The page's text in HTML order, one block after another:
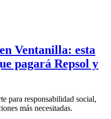
Ventanilla: esta
pagará Repsol y
para responsabilidad social,
más necesitadas.